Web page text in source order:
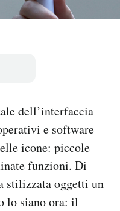
dell’interfaccia
e software
icone: piccole
funzioni. Di
stilizzata oggetti un
lo siano ora: il